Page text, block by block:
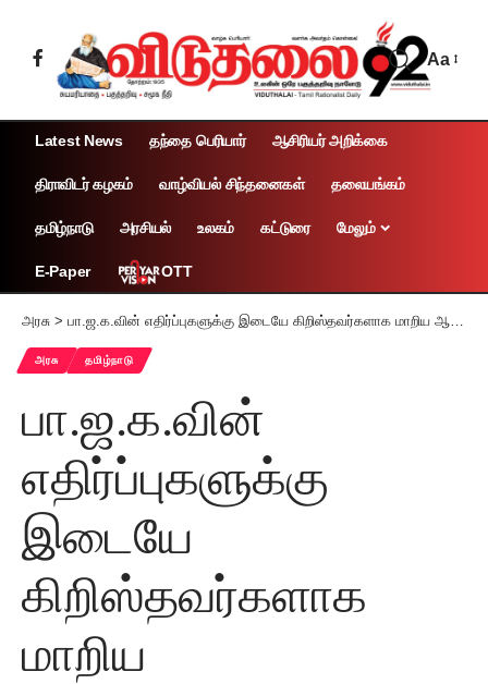
Aa
Latest News தந்தை பெரியார் ஆசிரியர் அறிக்கை
திராவிடர் கழகம் வாழ்வியல் சிந்தனைகள் தலையங்கம்
தமிழ்நாடு அரசியல் உலகம் கட்டுரை மேலும்
E-Paper OTT
அரசு > பா.ஜ.க.வின் எதிர்ப்புகளுக்கு இடையே கிறிஸ்தவர்களாக மாறிய ஆதிதிராவிடர்கள் சமூக நீதி பயன்களை பெறக் கோரும் தனித் தீர்மானம் ஒருமனதாக நிறைவேறியது!!
அரசு தமிழ்நாடு
பா.ஜ.க.வின்
எதிர்ப்புகளுக்கு
இடையே
கிறிஸ்தவர்களாக
மாறிய